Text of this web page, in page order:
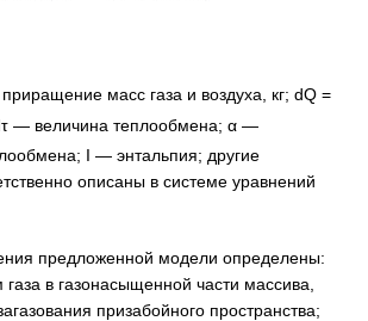
масс газа и воздуха, кг; dQ =
— величина теплообмена; α —
I — энтальпия; другие
описаны в системе уравнений
предложенной модели определены:
в газонасыщенной части массива,
призабойного пространства;